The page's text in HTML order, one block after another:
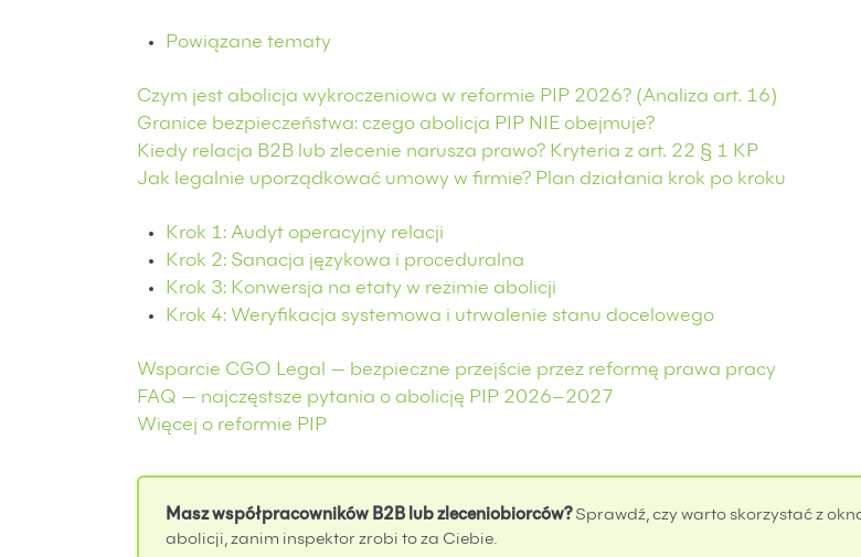
Powiązane tematy
Czym jest abolicja wykroczeniowa w reformie PIP 2026? (Analiza art. 16)
Granice bezpieczeństwa: czego abolicja PIP NIE obejmuje?
Kiedy relacja B2B lub zlecenie narusza prawo? Kryteria z art. 22 § 1 KP
Jak legalnie uporządkować umowy w firmie? Plan działania krok po kroku
Krok 1: Audyt operacyjny relacji
Krok 2: Sanacja językowa i proceduralna
Krok 3: Konwersja na etaty w reżimie abolicji
Krok 4: Weryfikacja systemowa i utrwalenie stanu docelowego
Wsparcie CGO Legal — bezpieczne przejście przez reformę prawa pracy
FAQ — najczęstsze pytania o abolicję PIP 2026–2027
Więcej o reformie PIP
Masz współpracowników B2B lub zleceniobiorców?Sprawdź, czy warto skorzystać z
abolicji, zanim inspektor zrobi to za Ciebie.